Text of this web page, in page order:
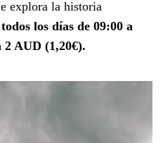
explora la historia
los días de 09:00 a
2 AUD (1,20€).